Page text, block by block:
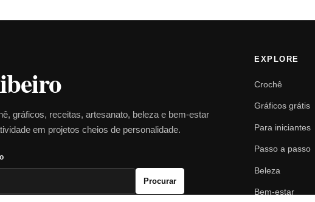
gráficos, receitas, artesanato, beleza e bem-estar
em projetos cheios de personalidade.
Procurar
EXPLORE
Crochê
Gráficos grátis
Para iniciantes
Passo a passo
Beleza
Bem-estar